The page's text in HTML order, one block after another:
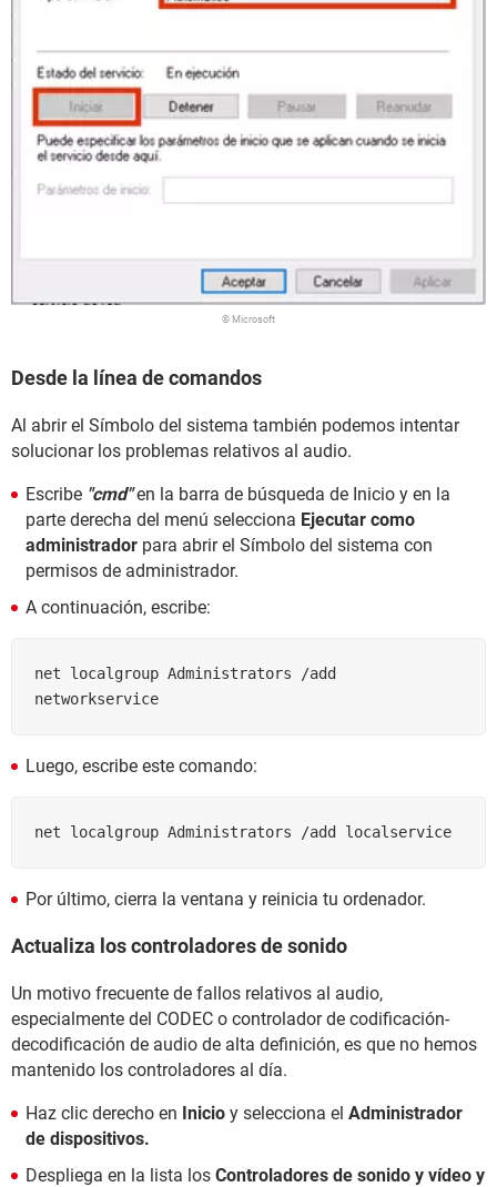
© Microsoft
Desde la línea de comandos
Al abrir el Símbolo del sistema también podemos intentar
solucionar los problemas relativos al audio.
Escribe "cmd"en la barra de búsqueda de Inicio y en la
parte derecha del menú selecciona Ejecutar como
administrador para abrir el Símbolo del sistema con
permisos de administrador.
A continuación, escribe:
net localgroup Administrators /add
networkservice
Luego, escribe este comando:
net localgroup Administrators /add localservice
Por último, cierra la ventana y reinicia tu ordenador.
Actualiza los controladores de sonido
Un motivo frecuente de fallos relativos al audio,
especialmente del CODEC o controlador de codificación-
decodificación de audio de alta definición, es que no hemos
mantenido los controladores al día.
Haz clic derecho en Inicio y selecciona el Administrador
de dispositivos.
Despliega en la lista los Controladores de sonido y vídeo y